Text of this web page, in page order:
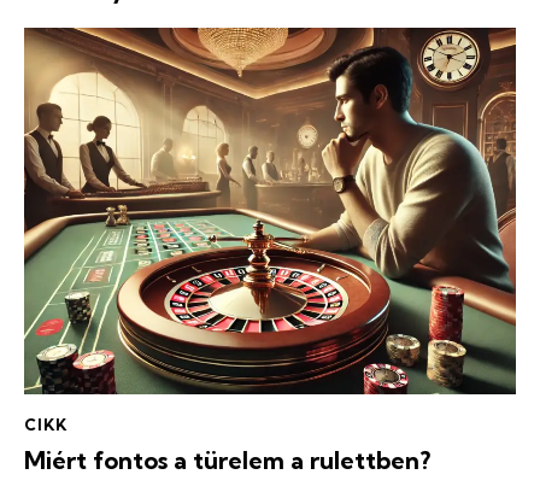
CIKK
Miért fontos a türelem a rulettben?